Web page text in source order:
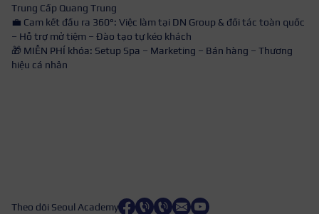
Trung Cấp Quang Trung
💼 Cam kết đầu ra 360°: Việc làm tại DN Group & đối tác toàn quốc
– Hỗ trợ mở tiệm – Đào tạo tự kéo khách
🎁 MIỄN PHÍ khóa: Setup Spa – Marketing – Bán hàng – Thương
hiệu cá nhân
Theo dõi Seoul Academy